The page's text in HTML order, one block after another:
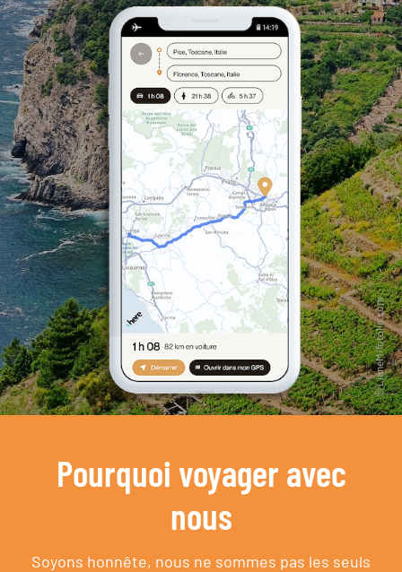
Pourquoi voyager avec
nous
Soyons honnête, nous ne sommes pas les seuls